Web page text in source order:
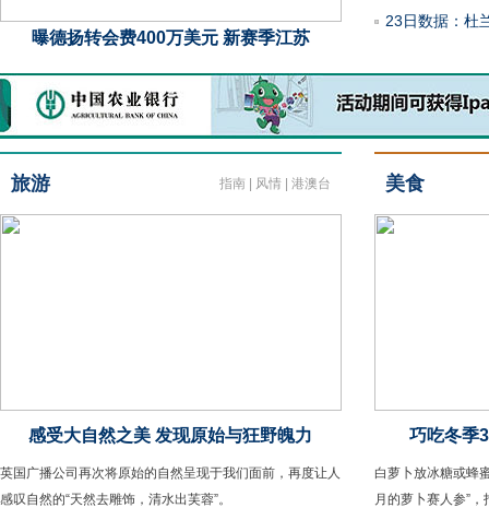
曝德扬转会费400万美元 新赛季江苏
23日数据：杜
旅游 指南 风情 港澳台
感受大自然之美 发现原始与狂野魄力
英国广播公司再次将原始的自然呈现于我们面前，再度让人
感叹自然的“天然去雕饰，清水出芙蓉”。
美食
巧吃冬季
白萝卜放冰糖或蜂
月的萝卜赛人参”